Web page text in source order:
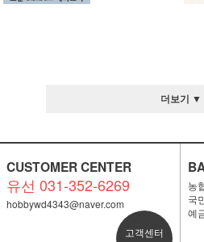
더보기 ▼
CUSTOMER CENTER
유선 031-352-6269
hobbywd4343@naver.com
고객센터
농
국
예